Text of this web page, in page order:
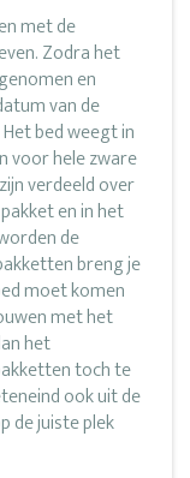
met de
Zodra het
en
van de
bed weegt in
voor hele zware
verdeeld over
en in het
de
breng je
moet komen
met het
het
toch te
ook uit de
de juiste plek